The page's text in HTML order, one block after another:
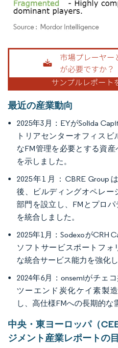
画像 © Mordor Intelligence。再利用には
最近の産業動向
2025年3月：EYがSolida
トリアセンターオフィス
なFM管理を必要とする資
を示しました。
2025年1月：CBRE Group
後、ビルディングオペレー
部門を設立し、FMとプロ
を統合しました。
2025年1月：SodexoがCRH
ソフトサービスポートフ
な統合サービス能力を強化し
2024年6月：onsemiがチェ
ツーエンド炭化ケイ素製
し、高仕様FMへの長期的な
中央・東ヨーロッパ（
ジメント産業レポートの